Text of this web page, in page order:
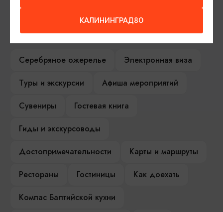
ИЩИТЕ ТАКЖЕ НА НАШЕМ САЙТЕ
Серебряное ожерелье
Электронная виза
Туры и экскурсии
Афиша мероприятий
Сувениры
Гостевая книга
Гиды и экскурсоводы
Достопримечательности
Карты и маршруты
Рестораны
Гостиницы
Как доехать
Компас Балтийской кухни
КАЛИНИНГРАД80